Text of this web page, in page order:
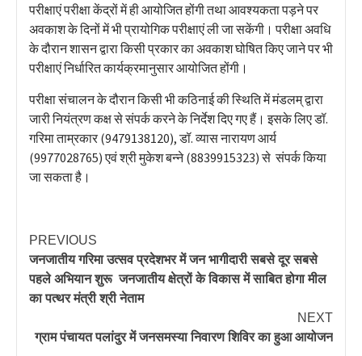
परीक्षाएं परीक्षा केंद्रों में ही आयोजित होंगी तथा आवश्यकता पड़ने पर
अवकाश के दिनों में भी प्रायोगिक परीक्षाएं ली जा सकेंगी। परीक्षा अवधि
के दौरान शासन द्वारा किसी प्रकार का अवकाश घोषित किए जाने पर भी
परीक्षाएं निर्धारित कार्यक्रमानुसार आयोजित होंगी।
परीक्षा संचालन के दौरान किसी भी कठिनाई की स्थिति में मंडलम् द्वारा
जारी नियंत्रण कक्ष से संपर्क करने के निर्देश दिए गए हैं। इसके लिए डॉ.
गरिमा ताम्रकार (9479138120), डॉ. व्यास नारायण आर्य
(9977028765) एवं श्री मुकेश बन्ने (8839915323) से संपर्क किया
जा सकता है।
PREVIOUS
जनजातीय गरिमा उत्सव प्रदेशभर में जन भागीदारी सबसे दूर सबसे
पहले अभियान शुरू जनजातीय क्षेत्रों के विकास में साबित होगा मील
का पत्थर मंत्री श्री नेताम
NEXT
ग्राम पंचायत पलांदुर में जनसमस्या निवारण शिविर का हुआ आयोजन